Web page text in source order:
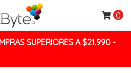
SUPERIORES A $21.990 -
0